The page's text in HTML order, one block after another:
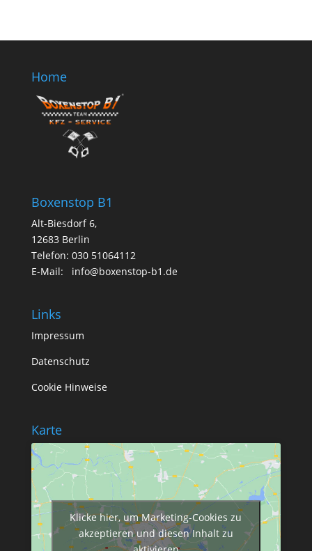
Home
Boxenstop B1
Alt-Biesdorf 6,
12683 Berlin
Telefon: 030 51064112
E-Mail: info@boxenstop-b1.de
Links
Impressum
Datenschutz
Cookie Hinweise
Karte
Klicke hier, um Marketing-Cookies zu
akzeptieren und diesen Inhalt zu